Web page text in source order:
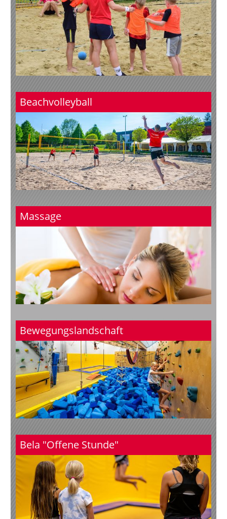
Beachvolleyball
Massage
Bewegungslandschaft
Bela "Offene Stunde"